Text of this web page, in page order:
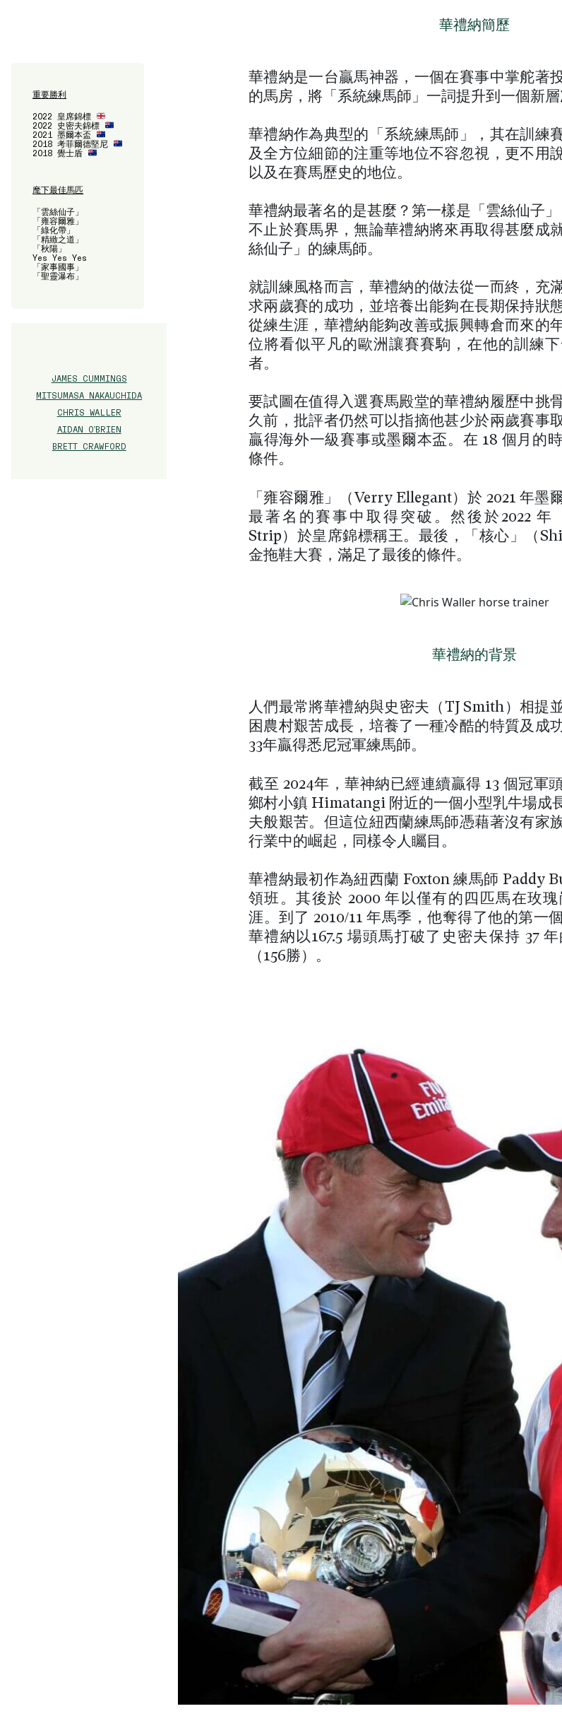
重要勝利
2022 皇席錦標
2022 史密夫錦標
2021 墨爾本盃
2018 考菲爾德堅尼
2018 覺士盾
麾下最佳馬匹
「雲絲仙子」
「雍容爾雅」
「綠化帶」
「精緻之道」
「秋陽」
Yes Yes Yes
「家事國事」
「聖靈瀑布」
JAMES CUMMINGS
MITSUMASA NAKAUCHIDA
CHRIS WALLER
AIDAN O'BRIEN
BRETT CRAWFORD
華禮納簡歷
華禮納是一台贏馬神器，一個在賽事中掌舵著
的馬房，將「系統練馬師」一詞提升到一個新層
華禮納作為典型的「系統練馬師」，其在訓練
及全方位細節的注重等地位不容忽視，更不用
以及在賽馬歷史的地位。
華禮納最著名的是甚麼？第一樣是「雲絲仙子
不止於賽馬界，無論華禮納將來再取得甚麼成
絲仙子」的練馬師。
就訓練風格而言，華禮納的做法從一而終，充
求兩歲賽的成功，並培養出能夠在長期保持狀
從練生涯，華禮納能夠改善或振興轉倉而來的
位將看似平凡的歐洲讓賽賽駒，在他的訓練
者。
要試圖在值得入選賽馬殿堂的華禮納履歷中挑
久前，批評者仍然可以指摘他甚少於兩歲賽事
贏得海外一級賽事或墨爾本盃。在 18 個月的
條件。
「雍容爾雅」（Verry Ellegant）於 2021 年墨
最著名的賽事中取得突破。然後於2022 年
Strip）於皇席錦標稱王。最後，「核心」（
金拖鞋大賽，滿足了最後的條件。
華禮納的背景
人們最常將華禮納與史密夫（TJ Smith）相提
困農村艱苦成長，培養了一種冷酷的特質及成
33年贏得悉尼冠軍練馬師。
截至 2024年，華神納已經連續贏得 13 個冠軍
鄉村小鎮 Himatangi 附近的一個小型乳牛場成
夫般艱苦。但這位紐西蘭練馬師憑藉著沒有家
行業中的崛起，同樣令人矚目。
華禮納最初作為紐西蘭 Foxton 練馬師 Paddy
領班。其後於 2000 年以僅有的四匹馬在玫
涯。到了 2010/11 年馬季，他奪得了他的第一
華禮納以167.5 場頭馬打破了史密夫保持 37
（156勝）。